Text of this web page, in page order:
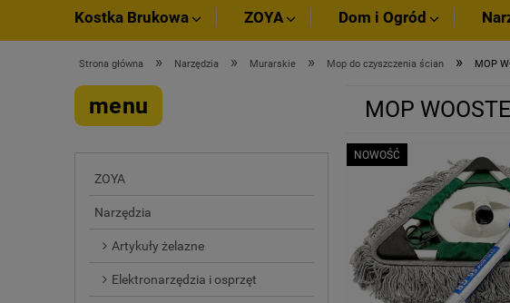
Kostka Brukowa ZOYA Dom i Ogród
Strona główna » Narzędzia » Murarskie » Mop do czyszczenia ścian » MOP
menu
ZOYA
Narzędzia
Artykuły żelazne
Elektronarzędzia i osprzęt
MOP
NOWOŚĆ